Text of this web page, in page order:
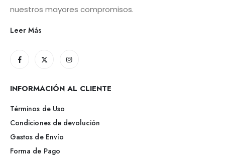
nuestros mayores compromisos.
Leer Más
INFORMACIÓN AL CLIENTE
Términos de Uso
Condiciones de devolución
Gastos de Envío
Forma de Pago